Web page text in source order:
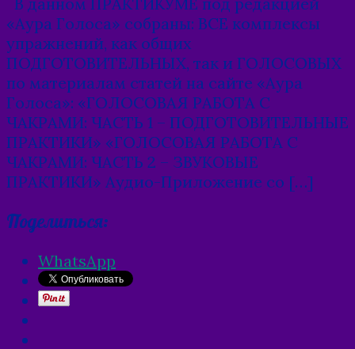
«Аура Голоса» собраны: ВСЕ комплексы
упражнений, как общих
ПОДГОТОВИТЕЛЬНЫХ, так и ГОЛОСОВЫХ
по материалам статей на сайте «Аура
Голоса»: «ГОЛОСОВАЯ РАБОТА С
ЧАКРАМИ: ЧАСТЬ 1 – ПОДГОТОВИТЕЛЬНЫЕ
ПРАКТИКИ» «ГОЛОСОВАЯ РАБОТА С
ЧАКРАМИ: ЧАСТЬ 2 – ЗВУКОВЫЕ
ПРАКТИКИ» Аудио-Приложение со […]
Поделиться:
WhatsApp